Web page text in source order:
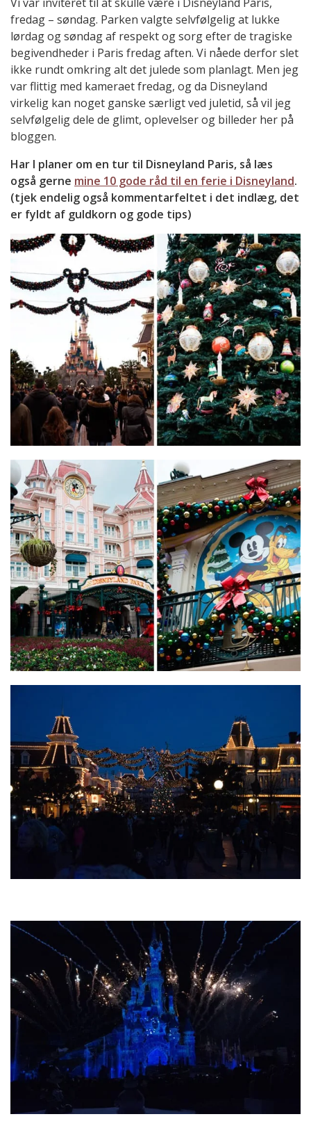
fredag – søndag. Parken valgte selvfølgelig at lukke
lørdag og søndag af respekt og sorg efter de tragiske
begivendheder i Paris fredag aften. Vi nåede derfor slet
ikke rundt omkring alt det julede som planlagt. Men jeg
var flittig med kameraet fredag, og da Disneyland
virkelig kan noget ganske særligt ved juletid, så vil jeg
selvfølgelig dele de glimt, oplevelser og billeder her på
bloggen.
Har I planer om en tur til Disneyland Paris, så læs
også gerne mine 10 gode råd til en ferie i Disneyland.
(tjek endelig også kommentarfeltet i det indlæg, det
er fyldt af guldkorn og gode tips)